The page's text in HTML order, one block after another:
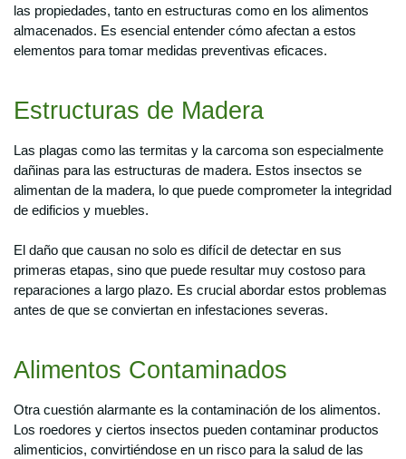
las propiedades, tanto en estructuras como en los alimentos
almacenados. Es esencial entender cómo afectan a estos
elementos para tomar medidas preventivas eficaces.
Estructuras de Madera
Las plagas como las termitas y la carcoma son especialmente
dañinas para las estructuras de madera. Estos insectos se
alimentan de la madera, lo que puede comprometer la integridad
de edificios y muebles.
El daño que causan no solo es difícil de detectar en sus
primeras etapas, sino que puede resultar muy costoso para
reparaciones a largo plazo. Es crucial abordar estos problemas
antes de que se conviertan en infestaciones severas.
Alimentos Contaminados
Otra cuestión alarmante es la contaminación de los alimentos.
Los roedores y ciertos insectos pueden contaminar productos
alimenticios, convirtiéndose en un risco para la salud de las